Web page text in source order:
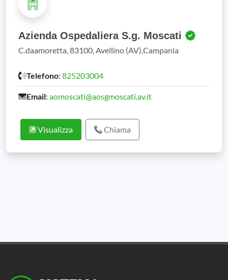
Azienda Ospedaliera S.g. Moscati
C.daamoretta, 83100, Avellino (AV),Campania
Telefono: 825203004
Email: aomoscati@aosgmoscati.av.it
Visualizza Chiama